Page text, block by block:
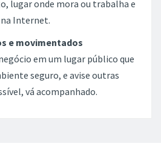
lugar onde mora ou trabalha e
na Internet.
e movimentados
em um lugar público que
seguro, e avise outras
vá acompanhado.